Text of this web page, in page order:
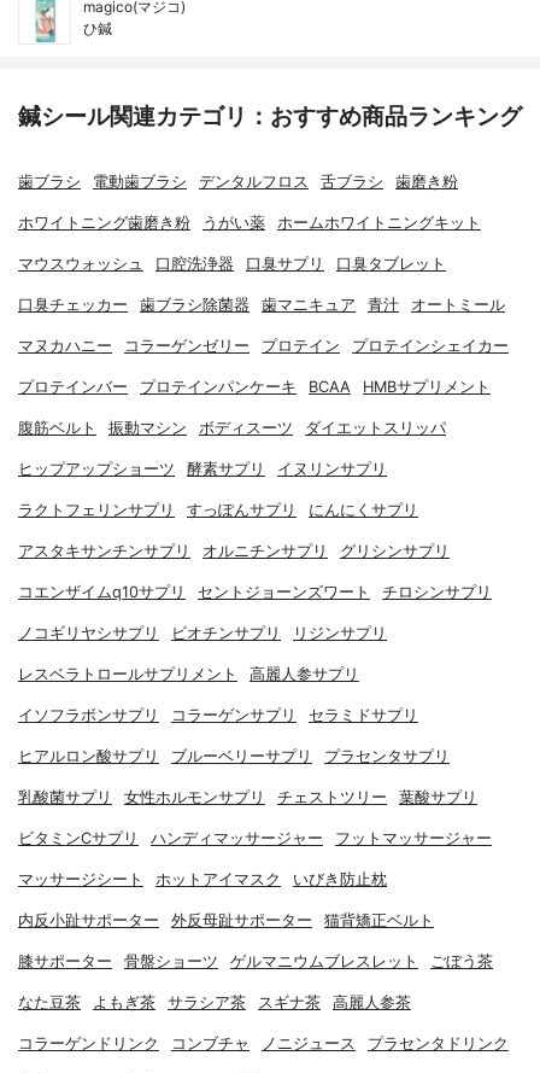
magico(マジコ)
ひ鍼
鍼シール関連カテゴリ：おすすめ商品ランキング
歯ブラシ 電動歯ブラシ デンタルフロス 舌ブラシ 歯磨き粉
ホワイトニング歯磨き粉 うがい薬 ホームホワイトニングキット
マウスウォッシュ 口腔洗浄器 口臭サプリ 口臭タブレット
口臭チェッカー 歯ブラシ除菌器 歯マニキュア 青汁 オートミール
マヌカハニー コラーゲンゼリー プロテイン プロテインシェイカー
プロテインバー プロテインパンケーキ BCAA HMBサプリメント
腹筋ベルト 振動マシン ボディスーツ ダイエットスリッパ
ヒップアップショーツ 酵素サプリ イヌリンサプリ
ラクトフェリンサプリ すっぽんサプリ にんにくサプリ
アスタキサンチンサプリ オルニチンサプリ グリシンサプリ
コエンザイムq10サプリ セントジョーンズワート チロシンサプリ
ノコギリヤシサプリ ビオチンサプリ リジンサプリ
レスベラトロールサプリメント 高麗人参サプリ
イソフラボンサプリ コラーゲンサプリ セラミドサプリ
ヒアルロン酸サプリ ブルーベリーサプリ プラセンタサプリ
乳酸菌サプリ 女性ホルモンサプリ チェストツリー 葉酸サプリ
ビタミンCサプリ ハンディマッサージャー フットマッサージャー
マッサージシート ホットアイマスク いびき防止枕
内反小趾サポーター 外反母趾サポーター 猫背矯正ベルト
膝サポーター 骨盤ショーツ ゲルマニウムブレスレット ごぼう茶
なた豆茶 よもぎ茶 サラシア茶 スギナ茶 高麗人参茶
コラーゲンドリンク コンブチャ ノニジュース プラセンタドリンク